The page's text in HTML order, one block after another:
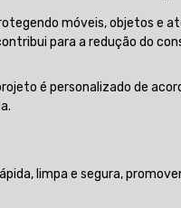
móveis, objetos e
para a redução do
é personalizado de
limpa e segura,